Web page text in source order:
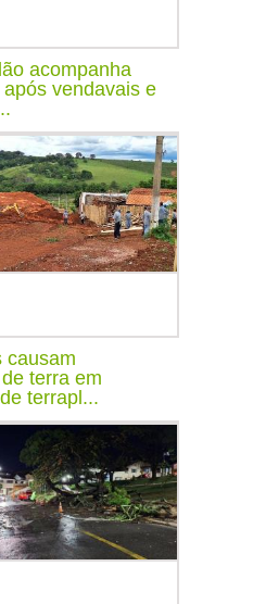
acompanha
vendavais e
causam
terra em
terrapl...